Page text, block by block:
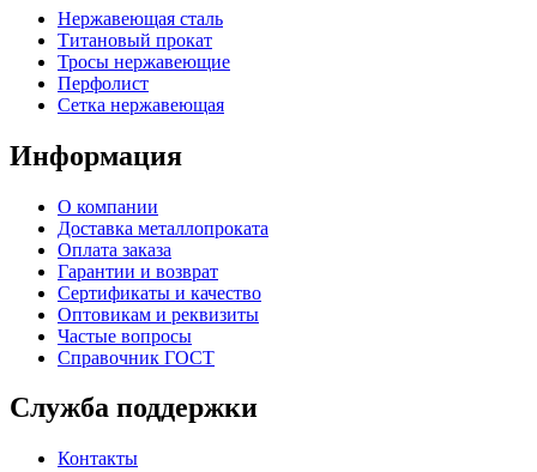
Нержавеющая сталь
Титановый прокат
Тросы нержавеющие
Перфолист
Сетка нержавеющая
Информация
О компании
Доставка металлопроката
Оплата заказа
Гарантии и возврат
Сертификаты и качество
Оптовикам и реквизиты
Частые вопросы
Справочник ГОСТ
Служба поддержки
Контакты